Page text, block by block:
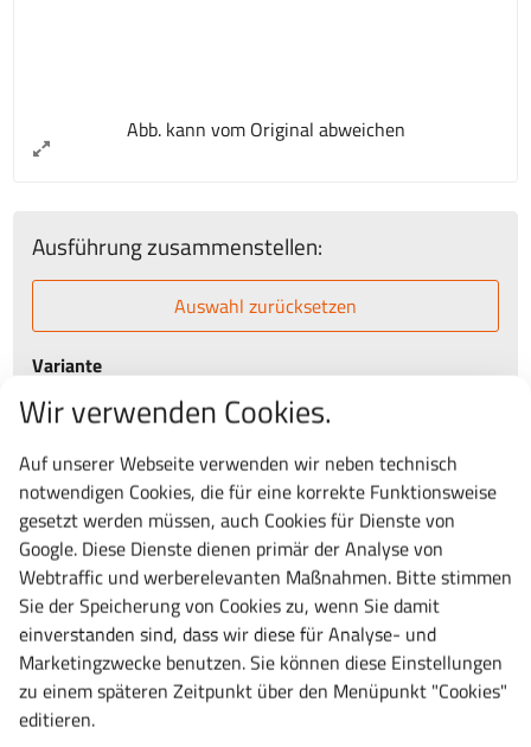
Abb. kann vom Original abweichen
Ausführung zusammenstellen:
Auswahl zurücksetzen
Variante
Ihre Auswahl:"Schlitzwände und Trennbleche für Typ 54 x 36E, für
Fronthöhe 50 mm, Typ 54 x 36E"
Artikelnummer:80.481.000
Lieferung: i.d.R.3-5 Tage frei Bordsteinkante
54,74 €
65,14 € inkl. MwSt.
Wir verwenden Cookies.
Auf unserer Webseite verwenden wir neben technisch
notwendigen Cookies, die für eine korrekte Funktionsweise
gesetzt werden müssen, auch Cookies für Dienste von
Google. Diese Dienste dienen primär der Analyse von
Webtraffic und werberelevanten Maßnahmen. Bitte stimmen
Sie der Speicherung von Cookies zu, wenn Sie damit
einverstanden sind, dass wir diese für Analyse- und
Marketingzwecke benutzen. Sie können diese Einstellungen
zu einem späteren Zeitpunkt über den Menüpunkt "Cookies"
editieren.